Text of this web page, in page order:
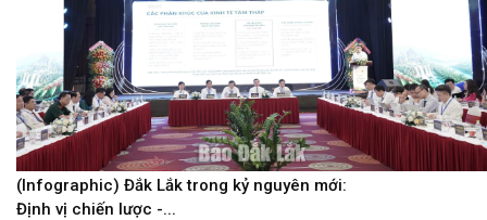
(Infographic) Đắk Lắk trong kỷ nguyên mới:
Định vị chiến lược -...